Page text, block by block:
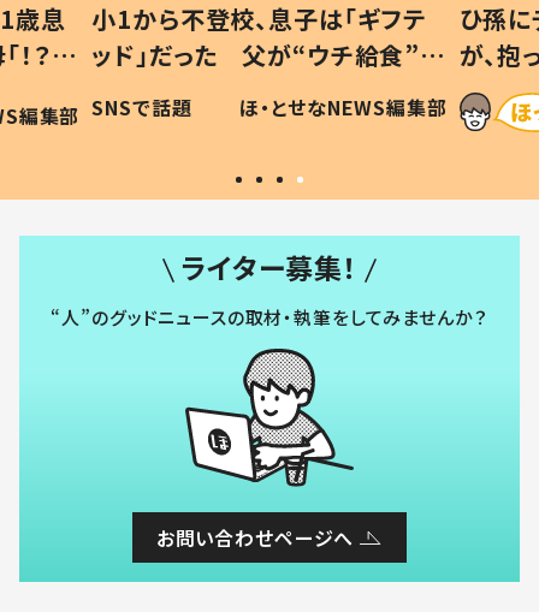
歳息
？」
編集部
小1から不登校、息子は「ギフテ
ッド」だった 父が“ウチ給食”を
作り続ける理由とは #令和の親
#令和の子
SNSで話題 ほ・とせなNEWS編集部
ひ孫
が、
「涙が
い」
ライター募集！
“人”のグッドニュースの取材・執筆をしてみませんか？
お問い合わせページへ